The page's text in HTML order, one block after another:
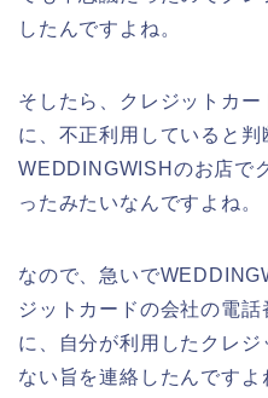
したんですよね。
そしたら、クレジットカ
に、不正利用していると判
WEDDINGWISHのお店で
ったみたいなんですよね。
なので、急いで
ジットカードの会社の電
に、自分が利用したクレ
ない旨を連絡したんです